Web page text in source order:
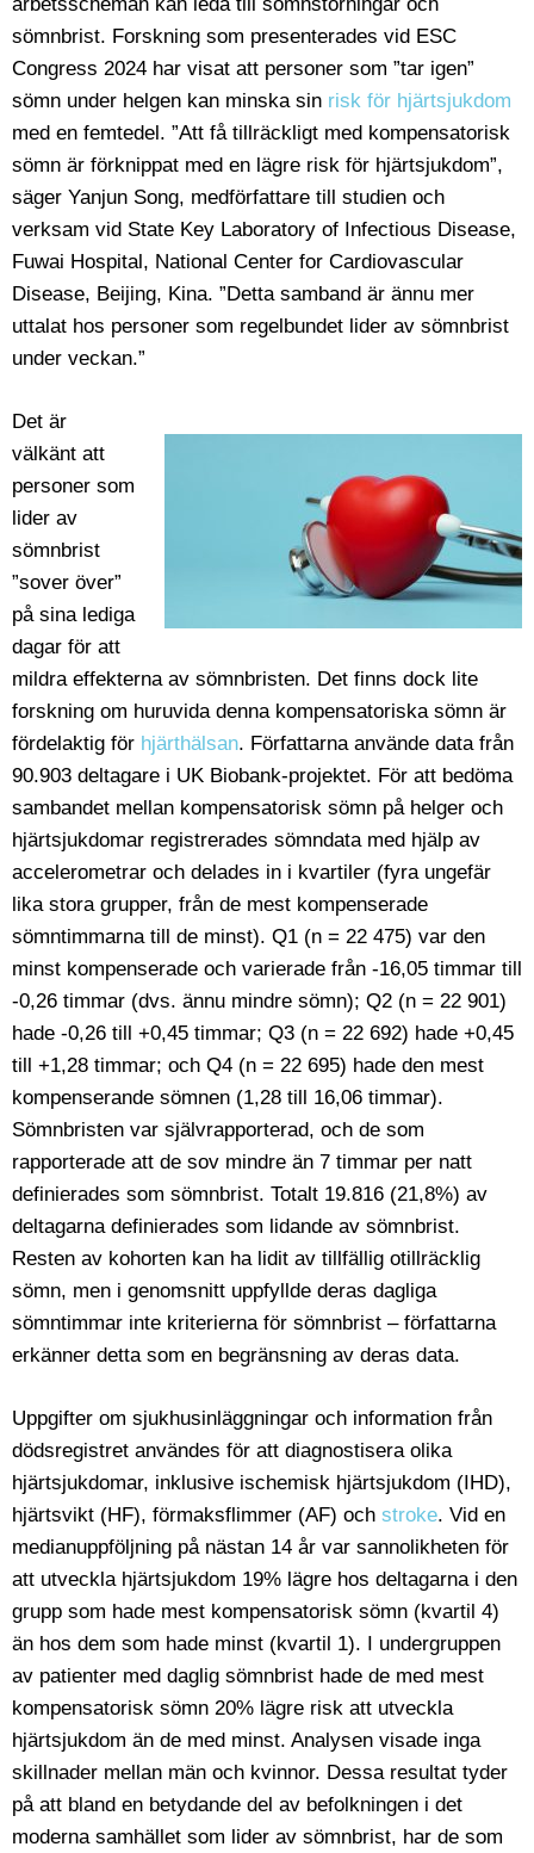
sömnbrist. Forskning som presenterades vid ESC
Congress 2024 har visat att personer som ”tar igen”
sömn under helgen kan minska sin risk för hjärtsjukdom
med en femtedel. ”Att få tillräckligt med kompensatorisk
sömn är förknippat med en lägre risk för hjärtsjukdom”,
säger Yanjun Song, medförfattare till studien och
verksam vid State Key Laboratory of Infectious Disease,
Fuwai Hospital, National Center for Cardiovascular
Disease, Beijing, Kina. ”Detta samband är ännu mer
uttalat hos personer som regelbundet lider av sömnbrist
under veckan.”
Det är
välkänt att
personer som
lider av
sömnbrist
”sover över”
på sina lediga
dagar för att
mildra effekterna av sömnbristen. Det finns dock lite
forskning om huruvida denna kompensatoriska sömn är
fördelaktig för hjärthälsan. Författarna använde data från
90.903 deltagare i UK Biobank-projektet. För att bedöma
sambandet mellan kompensatorisk sömn på helger och
hjärtsjukdomar registrerades sömndata med hjälp av
accelerometrar och delades in i kvartiler (fyra ungefär
lika stora grupper, från de mest kompenserade
sömntimmarna till de minst). Q1 (n = 22 475) var den
minst kompenserade och varierade från -16,05 timmar till
-0,26 timmar (dvs. ännu mindre sömn); Q2 (n = 22 901)
hade -0,26 till +0,45 timmar; Q3 (n = 22 692) hade +0,45
till +1,28 timmar; och Q4 (n = 22 695) hade den mest
kompenserande sömnen (1,28 till 16,06 timmar).
Sömnbristen var självrapporterad, och de som
rapporterade att de sov mindre än 7 timmar per natt
definierades som sömnbrist. Totalt 19.816 (21,8%) av
deltagarna definierades som lidande av sömnbrist.
Resten av kohorten kan ha lidit av tillfällig otillräcklig
sömn, men i genomsnitt uppfyllde deras dagliga
sömntimmar inte kriterierna för sömnbrist – författarna
erkänner detta som en begränsning av deras data.
Uppgifter om sjukhusinläggningar och information från
dödsregistret användes för att diagnostisera olika
hjärtsjukdomar, inklusive ischemisk hjärtsjukdom (IHD),
hjärtsvikt (HF), förmaksflimmer (AF) och stroke. Vid en
medianuppföljning på nästan 14 år var sannolikheten för
att utveckla hjärtsjukdom 19% lägre hos deltagarna i den
grupp som hade mest kompensatorisk sömn (kvartil 4)
än hos dem som hade minst (kvartil 1). I undergruppen
av patienter med daglig sömnbrist hade de med mest
kompensatorisk sömn 20% lägre risk att utveckla
hjärtsjukdom än de med minst. Analysen visade inga
skillnader mellan män och kvinnor. Dessa resultat tyder
på att bland en betydande del av befolkningen i det
moderna samhället som lider av sömnbrist, har de som